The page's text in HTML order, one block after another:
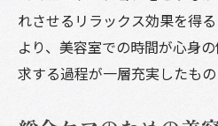
れさせるリラックス効果を得
より、美容室での時間が心身
求する過程が一層充実したもの